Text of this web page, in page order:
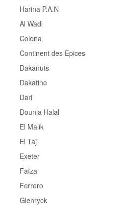
Harina P.A.N
Al Wadi
Colona
Continent des Epices
Dakanuts
Dakatine
Dari
Dounia Halal
El Malik
El Taj
Exeter
Faïza
Ferrero
Glenryck